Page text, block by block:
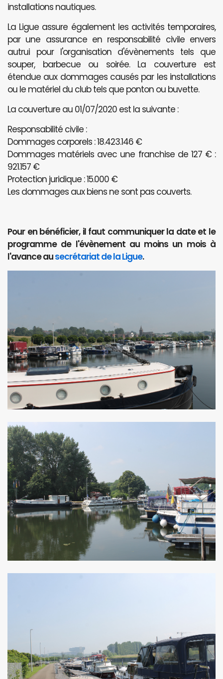
installations nautiques.
La Ligue assure également les activités temporaires,
par une assurance en responsabilité civile envers
autrui pour l'organisation d'évènements tels que
souper, barbecue ou soirée. La couverture est
étendue aux dommages causés par les installations
ou le matériel du club tels que ponton ou buvette.
La couverture au 01/07/2020 est la suivante :
Responsabilité civile :
Dommages corporels : 18.423.146 €
Dommages matériels avec une franchise de 127 € :
921.157 €
Protection juridique : 15.000 €
Les dommages aux biens ne sont pas couverts.
Pour en bénéficier, il faut communiquer la date et le
programme de l'évènement au moins un mois à
l'avance ausecrétariat de la Ligue.